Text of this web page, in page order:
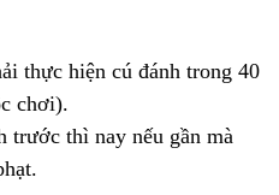
thực hiện cú đánh trong 40
chơi).
trước thì nay nếu gần mà